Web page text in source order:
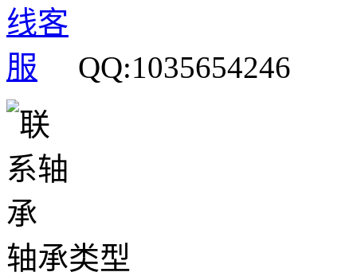
QQ:1035654246
轴承类型